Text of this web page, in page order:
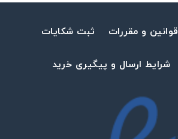
قوانین و مقررات ثبت شکایات
شرایط ارسال و پیگیری خرید